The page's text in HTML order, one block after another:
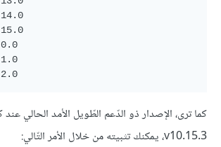
كما ترى، الإصدار ذو الدّعم الطّويل الأمد الحالي عند
v10.15.3، يمكنك تثبيته من خلال الأمر التّالي: